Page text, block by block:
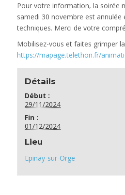
Pour votre information, la soirée
samedi 30 novembre est
techniques. Merci de votre
Mobilisez-vous et faites grimper
https://mapage.telethon.fr/
Détails
Début :
29/11/2024
Fin :
01/12/2024
Lieu
Epinay-sur-Orge